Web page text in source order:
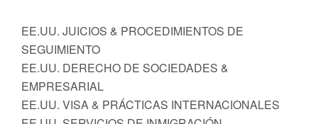
EE.UU. JUICIOS & PROCEDIMIENTOS DE
SEGUIMIENTO
EE.UU. DERECHO DE SOCIEDADES &
EMPRESARIAL
EE.UU. VISA & PRÁCTICAS INTERNACIONALES